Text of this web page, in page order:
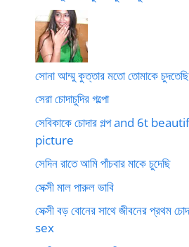
সোনা আম্মু কুত্তার মতো তোমাকে চুদতেছি
সেরা চোদাচুদির গল্পো
সেবিকাকে চোদার গল্প and 6t
picture
সেদিন রাতে আমি পাঁচবার মাকে চুদেছি
সেক্সী মাল পারুল ভাবি
সেক্সী বড় বোনের সাথে জীবনের প্রথম
sex